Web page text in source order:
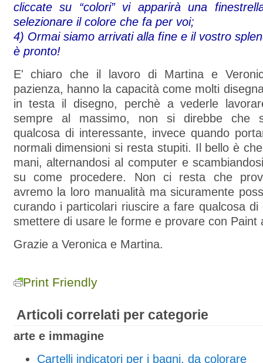
cliccate su “colori” vi apparirà una
selezionare il colore che fa per voi;
4) Ormai siamo arrivati alla fine e il vostro
è pronto!
E' chiaro che il lavoro di Martina e
pazienza, hanno la capacità come molti
in testa il disegno, perchè a vederle
sempre al massimo, non si direbbe che
qualcosa di interessante, invece quando
normali dimensioni si resta stupiti. Il bello è
mani, alternandosi al computer e
su come procedere. Non ci resta che
avremo la loro manualità ma sicuramente
curando i particolari riuscire a fare qualcosa di
smettere di usare le forme e provare con Paint
Grazie a Veronica e Martina.
Print Friendly
Articoli correlati per categorie
arte e immagine
Cartelli indicatori per i bagni, da colorare